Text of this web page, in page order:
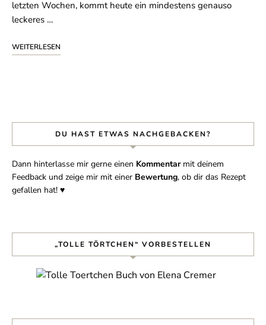
letzten Wochen, kommt heute ein mindestens genauso
leckeres …
WEITERLESEN
DU HAST ETWAS NACHGEBACKEN?
Dann hinterlasse mir gerne einen Kommentarmit deinem
Feedback und zeige mir mit einer Bewertung, ob dir das Rezept
gefallen hat! ♥︎
„TOLLE TÖRTCHEN“ VORBESTELLEN